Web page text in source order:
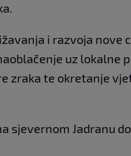
i razvoja nove
uz lokalne
zraka te okretanje
sjevernom Jadranu do